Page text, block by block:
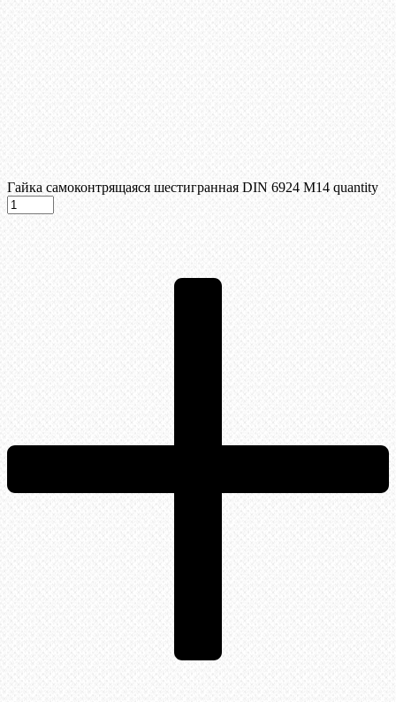
Гайка самоконтрящаяся шестигранная DIN 6924 М14 quantity